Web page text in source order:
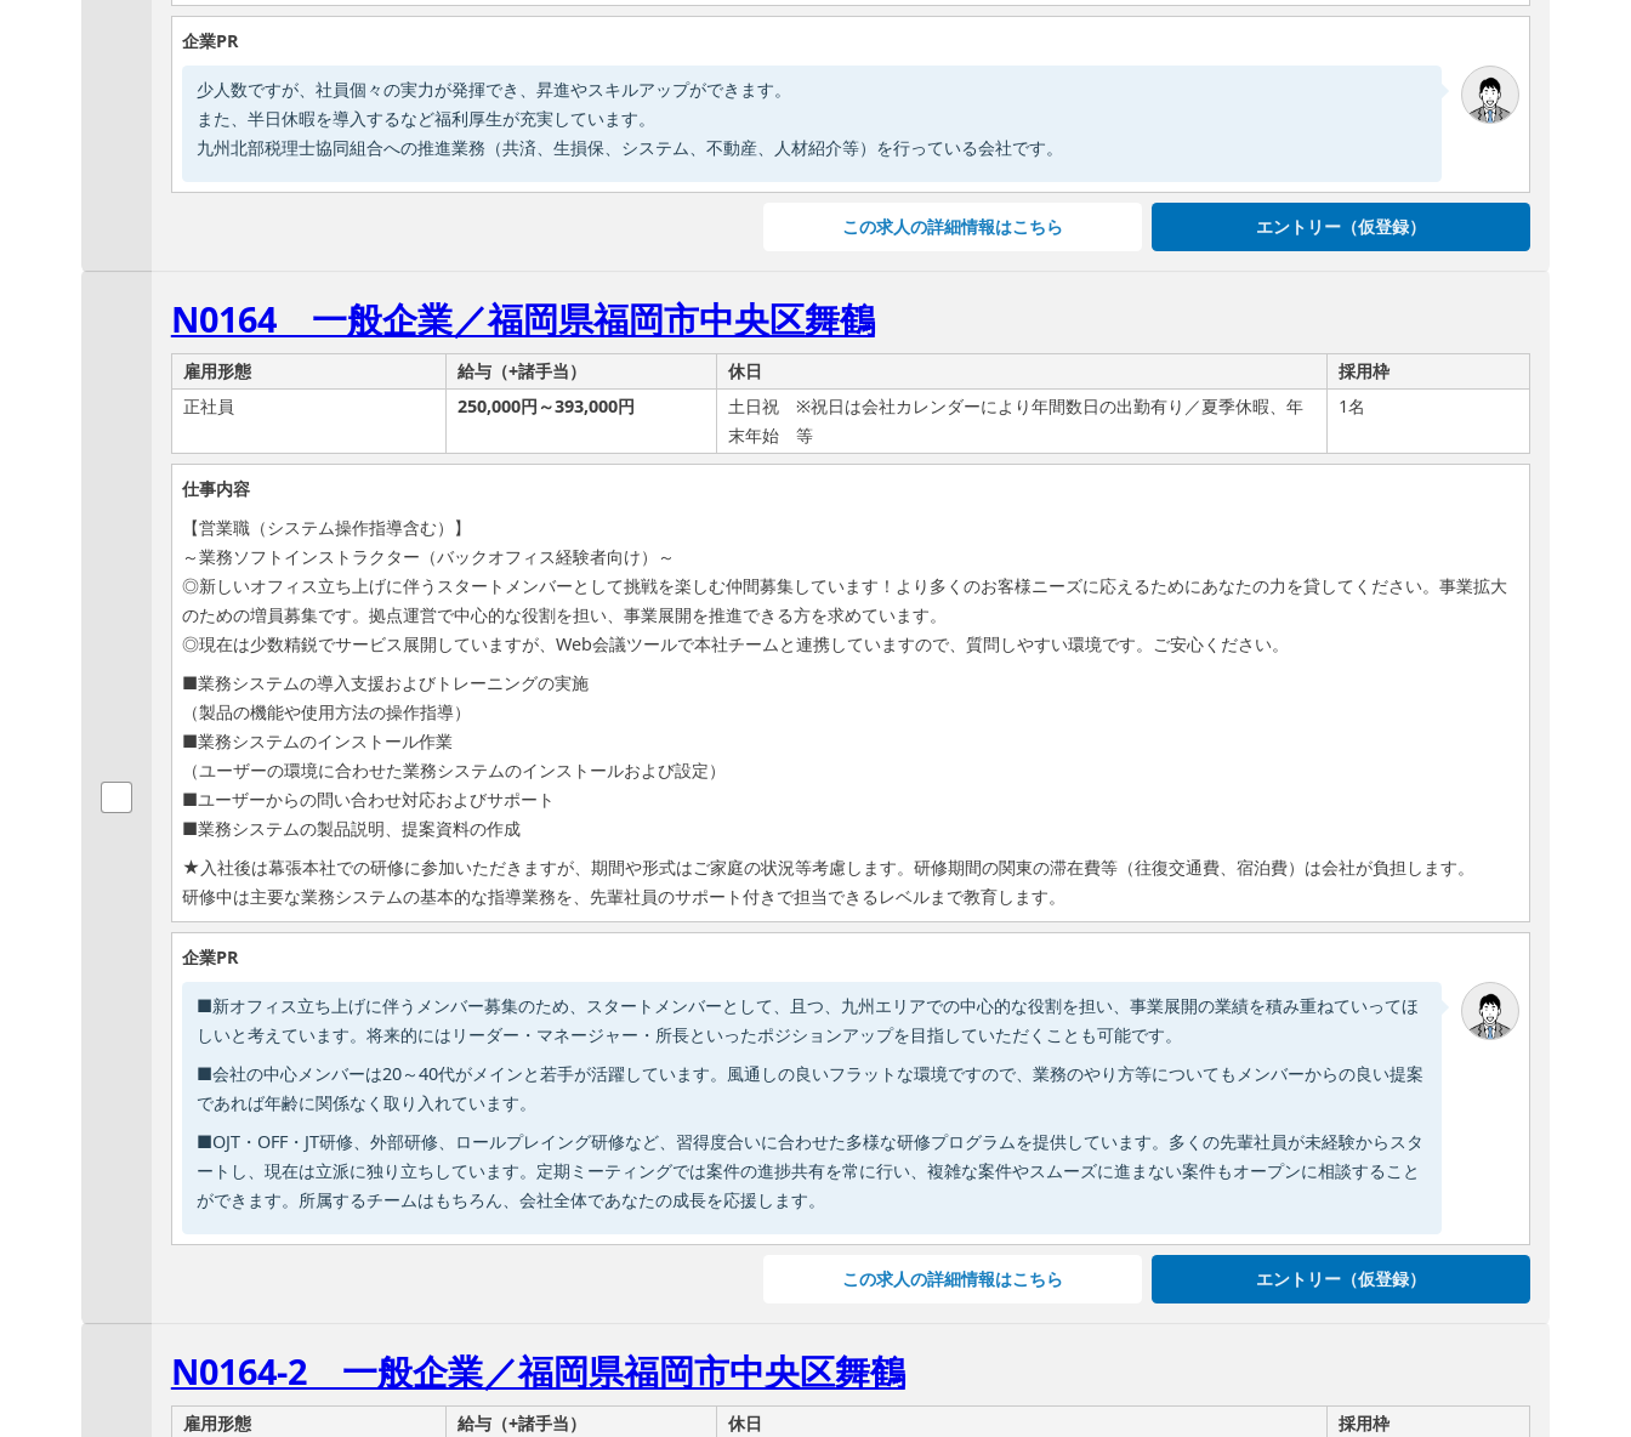
企業PR
少人数ですが、社員個々の実力が発揮でき、昇進やスキルアップができます。
また、半日休暇を導入するなど福利厚生が充実しています。
九州北部税理士協同組合への推進業務（共済、生損保、システム、不動産、人材紹介等）を行っている会社です。
この求人の詳細情報はこちら エントリー（仮登録）
N0164 一般企業／福岡県福岡市中央区舞鶴
雇用形態 給与（+諸手当） 休日
採用枠
正社員
250,000円～393,000円
土日祝 ※祝日は会社カレンダーにより年間数日の出勤有り／夏季休暇、年
末年始 等
1名
仕事内容
【営業職（システム操作指導含む）】
～業務ソフトインストラクター（バックオフィス経験者向け）～
◎新しいオフィス立ち上げに伴うスタートメンバーとして挑戦を楽しむ仲間募集しています！より多くのお客様ニーズに応えるためにあなたの力を貸してください。事業拡大
のための増員募集です。拠点運営で中心的な役割を担い、事業展開を推進できる方を求めています。
◎現在は少数精鋭でサービス展開していますが、Web会議ツールで本社チームと連携していますので、質問しやすい環境です。ご安心ください。
■業務システムの導入支援およびトレーニングの実施
（製品の機能や使用方法の操作指導）
■業務システムのインストール作業
（ユーザーの環境に合わせた業務システムのインストールおよび設定）
■ユーザーからの問い合わせ対応およびサポート
■業務システムの製品説明、提案資料の作成
★入社後は幕張本社での研修に参加いただきますが、期間や形式はご家庭の状況等考慮します。研修期間の関東の滞在費等（往復交通費、宿泊費）は会社が負担します。
研修中は主要な業務システムの基本的な指導業務を、先輩社員のサポート付きで担当できるレベルまで教育します。
企業PR
■新オフィス立ち上げに伴うメンバー募集のため、スタートメンバーとして、且つ、九州エリアでの中心的な役割を担い、事業展開の業績を積み重ねていってほ
しいと考えています。将来的にはリーダー・マネージャー・所長といったポジションアップを目指していただくことも可能です。
■会社の中心メンバーは20～40代がメインと若手が活躍しています。風通しの良いフラットな環境ですので、業務のやり方等についてもメンバーからの良い提案
であれば年齢に関係なく取り入れています。
■OJT・OFF・JT研修、外部研修、ロールプレイング研修など、習得度合いに合わせた多様な研修プログラムを提供しています。多くの先輩社員が未経験からスタ
ートし、現在は立派に独り立ちしています。定期ミーティングでは案件の進捗共有を常に行い、複雑な案件やスムーズに進まない案件もオープンに相談すること
ができます。所属するチームはもちろん、会社全体であなたの成長を応援します。
この求人の詳細情報はこちら エントリー（仮登録）
N0164-2 一般企業／福岡県福岡市中央区舞鶴
雇用形態 給与（+諸手当） 休日
採用枠